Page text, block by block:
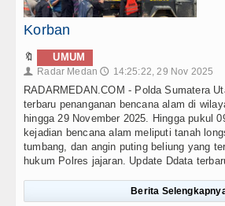
Korban
🔖 UMUM
👤 Radar Medan 🕔 14:25:22, 29 Nov 2025
RADARMEDAN.COM - Polda Sumatera
terbaru penanganan bencana alam di
hingga 29 November 2025. Hingga pukul
kejadian bencana alam meliputi tanah
tumbang, dan angin puting beliung yang
hukum Polres jajaran. Update Ddata
Berita